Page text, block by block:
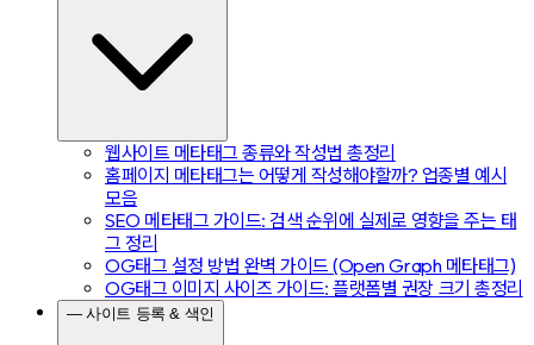
웹사이트 메타태그 종류와 작성법 총정리
홈페이지 메타태그는 어떻게 작성해야할까? 업종별 예시
모음
SEO 메타태그 가이드: 검색 순위에 실제로 영향을 주는 태
그 정리
OG태그 설정 방법 완벽 가이드 (Open Graph 메타태그)
OG태그 이미지 사이즈 가이드: 플랫폼별 권장 크기 총정리
— 사이트 등록 & 색인